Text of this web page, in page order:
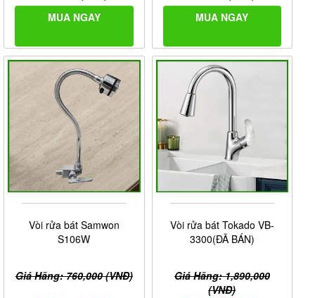
MUA NGAY
MUA NGAY
Vòi rửa bát Samwon
S106W
Giá Hãng: 760,000 (VNĐ)
Vòi rửa bát Tokado VB-
3300(ĐÃ BÁN)
Giá Hãng: 1,890,000
(VNĐ)